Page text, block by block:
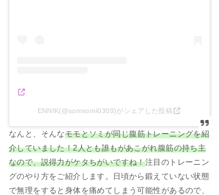
ENNIK(@somsomi0309)がシェアした投稿
なんと、そんなモモとソミが同じ腹筋トレーニングを紹
介していました！2人とも誰もがあこがれ腹筋の持ち主
なので、説得力がケタちがいですね！注目のトレーニン
グのやり方をご紹介します。日頃から鍛えていない状態
で無理をすると身体を痛めてしまう可能性があるので、